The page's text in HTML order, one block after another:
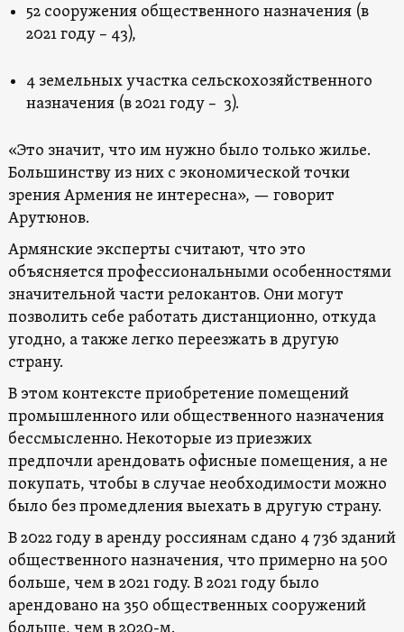
52 сооружения общественного назначения (в
2021 году – 43),
4 земельных участка сельскохозяйственного
назначения (в 2021 году – 3).
«Это значит, что им нужно было только жилье.
Большинству из них с экономической точки
зрения Армения не интересна», — говорит
Арутюнов.
Армянские эксперты считают, что это
объясняется ​​профессиональными особенностями
значительной части релокантов. Они могут
позволить себе работать дистанционно, откуда
угодно, а также легко переезжать в другую
страну.
В этом контексте приобретение помещений
промышленного или общественного назначения
бессмысленно. Некоторые из приезжих
предпочли арендовать офисные помещения, а не
покупать, чтобы в случае необходимости можно
было без промедления выехать в другую страну.
В 2022 году в аренду россиянам сдано 4 736 зданий
общественного назначения, что примерно на 500
больше, чем в 2021 году. В 2021 году было
арендовано на 350 общественных сооружений